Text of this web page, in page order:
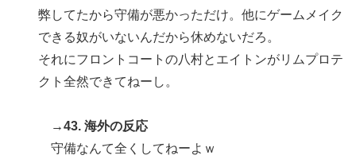
弊してたから守備が悪かっただけ。他にゲームメイク
できる奴がいないんだから休めないだろ。
それにフロントコートの八村とエイトンがリムプロテ
クト全然できてねーし。
→43. 海外の反応
守備なんて全くしてねーよｗ